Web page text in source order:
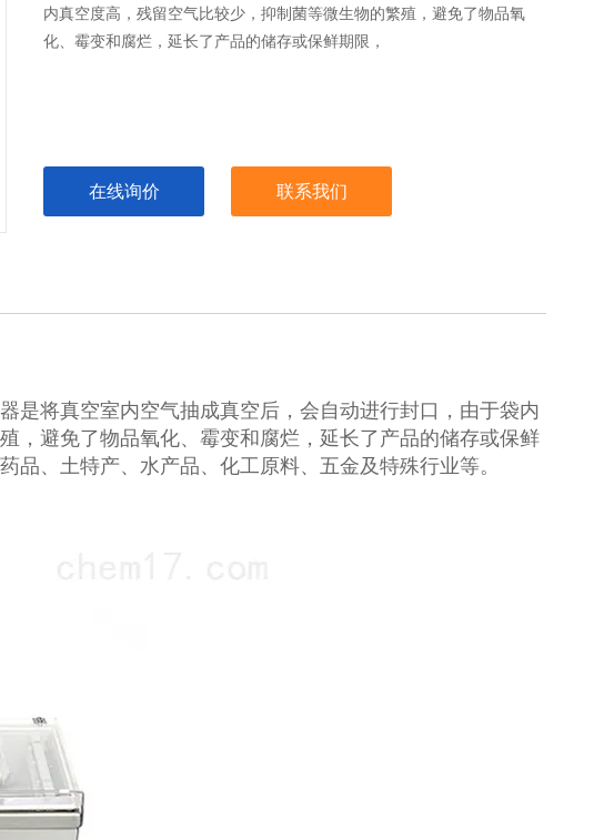
内真空度高，残留空气比较少，抑制菌等微生物的繁殖，避免了物品氧
化、霉变和腐烂，延长了产品的储存或保鲜期限，
在线询价 联系我们
是将真空室内空气抽成真空后，会自动进行封口，由于袋内
，避免了物品氧化、霉变和腐烂，延长了产品的储存或保鲜
、土特产、水产品、化工原料、五金及特殊行业等。